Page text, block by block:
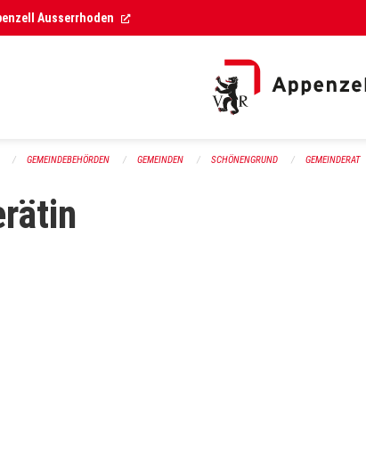
Ausserrhoden (External Link)
GEMEINDEBEHÖRDEN GEMEINDEN SCHÖNENGRUND GEMEINDERAT